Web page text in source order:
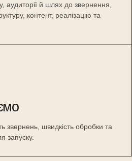
аудиторії й шлях до звернення,
контент, реалізацію та
звернень, швидкість обробки та
запуску.